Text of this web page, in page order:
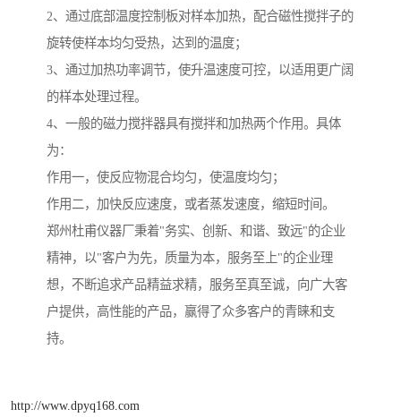
2、通过底部温度控制板对样本加热，配合磁性搅拌子的
旋转使样本均匀受热，达到的温度；
3、通过加热功率调节，使升温速度可控，以适用更广阔
的样本处理过程。
4、一般的磁力搅拌器具有搅拌和加热两个作用。具体
为：
作用一，使反应物混合均匀，使温度均匀；
作用二，加快反应速度，或者蒸发速度，缩短时间。
郑州杜甫仪器厂秉着"务实、创新、和谐、致远"的企业
精神，以"客户为先，质量为本，服务至上"的企业理
想，不断追求产品精益求精，服务至真至诚，向广大客
户提供，高性能的产品，赢得了众多客户的青睐和支
持。
http://www.dpyq168.com